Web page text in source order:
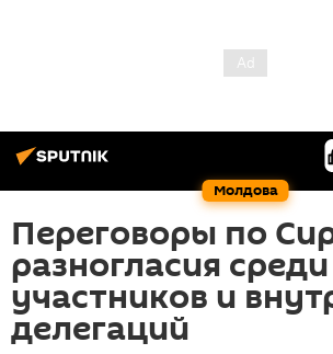
Молдова
Переговоры по
разногласия среди
участников и
делегаций